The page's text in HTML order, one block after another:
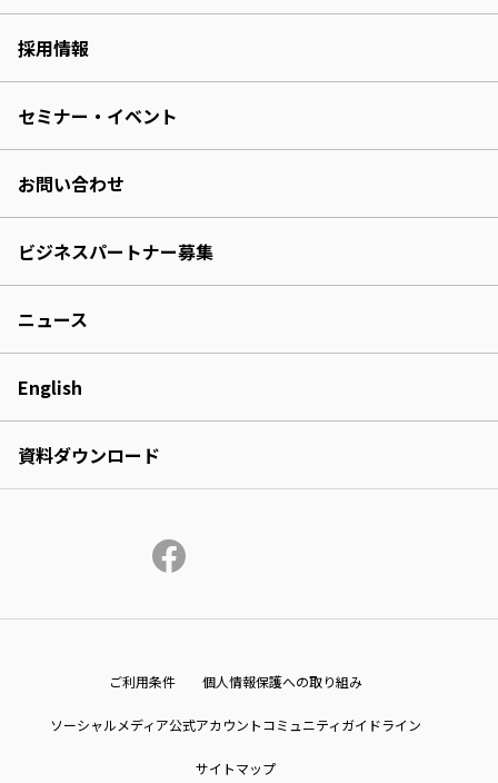
採用情報
セミナー・イベント
お問い合わせ
ビジネスパートナー募集
ニュース
English
資料ダウンロード
ご利用条件 個人情報保護への取り組み
ソーシャルメディア公式アカウントコミュニティガイドライン
サイトマップ